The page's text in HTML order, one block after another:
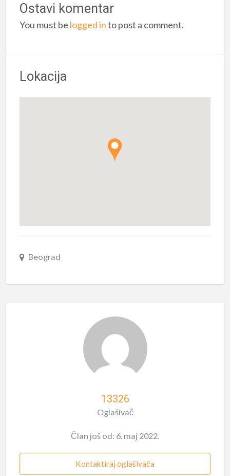
Ostavi komentar
You must be logged into post a comment.
Lokacija
Beograd
13326
Oglašivač
Član još od: 6. maj 2022.
Kontaktiraj oglašivača